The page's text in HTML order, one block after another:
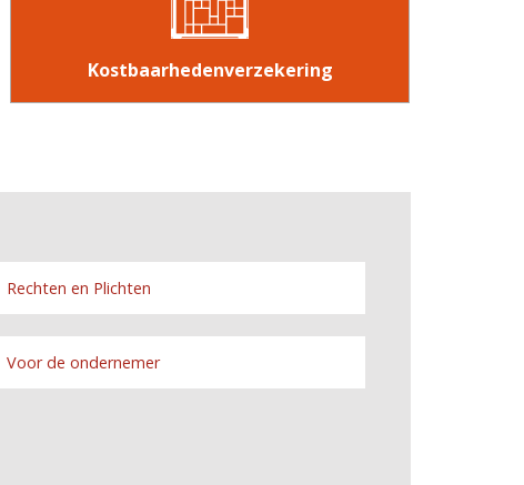
Kostbaarhedenverzekering
Rechten en Plichten
Voor de ondernemer